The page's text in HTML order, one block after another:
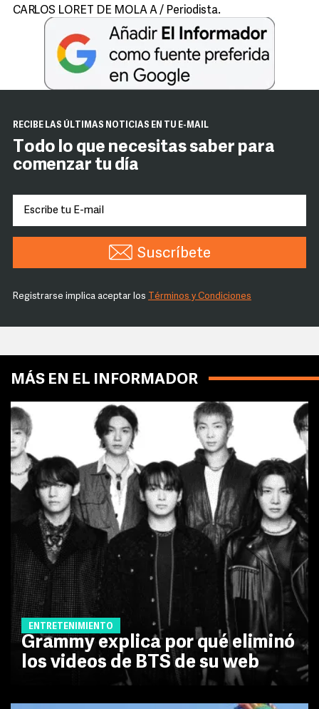
CARLOS LORET DE MOLA A / Periodista.
RECIBE LAS ÚLTIMAS NOTICIAS EN TU E-MAIL
Todo lo que necesitas saber para
comenzar tu día
Suscríbete
Registrarse implica aceptar los Términos y Condiciones
MÁS EN EL INFORMADOR
ENTRETENIMIENTO
Grammy explica por qué eliminó
los videos de BTS de su web